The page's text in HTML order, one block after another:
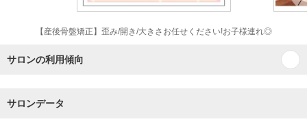
【産後骨盤矯正】歪み/開き/大きさお任せください!お子様連れ◎
サロンの利用傾向
サロンデータ